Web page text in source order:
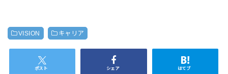
VISION キャリア
ポスト シェア はてブ